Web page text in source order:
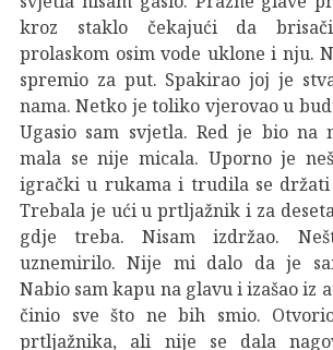
kroz staklo čekajući da
prolaskom osim vode uklone i nju.
spremio za put. Spakirao joj je
nama. Netko je toliko vjerovao u
Ugasio sam svjetla. Red je bio na
mala se nije micala. Uporno je
igrački u rukama i trudila se držati
Trebala je ući u prtljažnik i za
gdje treba. Nisam izdržao.
uznemirilo. Nije mi dalo da je
Nabio sam kapu na glavu i izašao iz
činio sve što ne bih smio.
prtljažnika, ali nije se dala